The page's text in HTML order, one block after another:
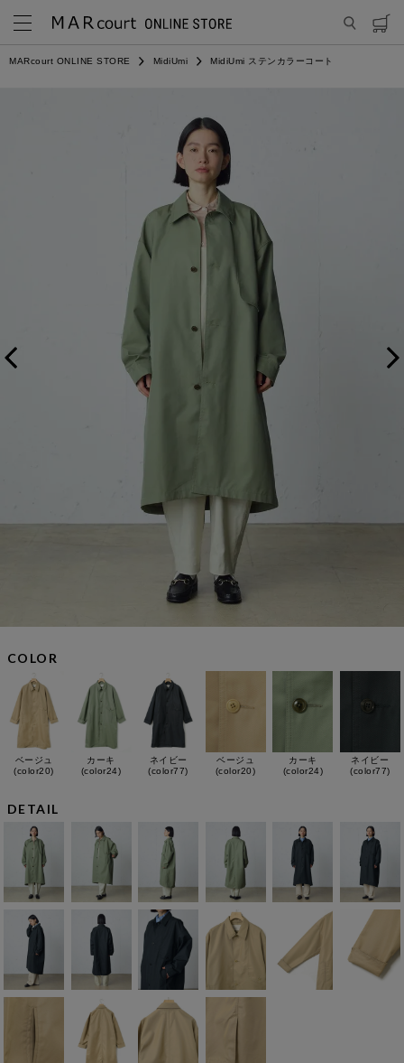
MARcourt ONLINE STORE MidiUmi MidiUmi ステンカラーコート
COLOR
ベージュ
(color20)
カーキ
(color24)
ネイビー
(color77)
ベージュ
(color20)
カーキ
(color24)
ネイビー
(color77)
DETAIL